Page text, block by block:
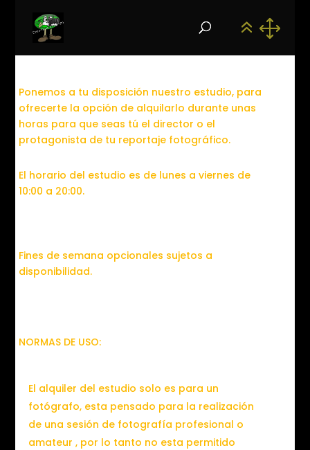
Ponemos a tu disposición nuestro estudio, para
ofrecerte la opción de alquilarlo durante unas
horas para que seas tú el director o el
protagonista de tu reportaje fotográfico.
El horario del estudio es de lunes a viernes de
10:00 a 20:00.
Fines de semana opcionales sujetos a
disponibilidad.
NORMAS DE USO:
El alquiler del estudio solo es para un
fotógrafo, esta pensado para la realización
de una sesión de fotografía profesional o
amateur , por lo tanto no esta permitido